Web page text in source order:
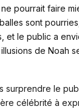
pourrait faire
sont
et le public a
de Noah
surprendre le
célébrité à